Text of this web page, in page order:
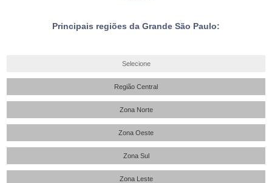
Principais regiões da Grande São Paulo:
Selecione
Região Central
Zona Norte
Zona Oeste
Zona Sul
Zona Leste